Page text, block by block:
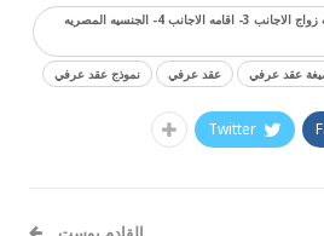
1- كتابه عقود زواج الاجانب 2- اثبات زواج الاجانب 3- اقامه الاجانب 4- الجنسيه المصريه
عقد عرفي عقد عرفي نموذج عقد عرفي
Twitter